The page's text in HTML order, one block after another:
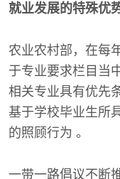
就业发展的特殊优
农业农村部，在每
于专业要求栏目当
相关专业具有优先
基于学校毕业生所
的照顾行为 。
一带一路倡议不断